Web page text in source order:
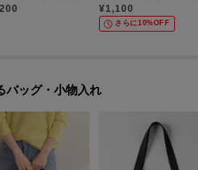
¥1,100
さらに10%OFF
バッグ・小物入れ